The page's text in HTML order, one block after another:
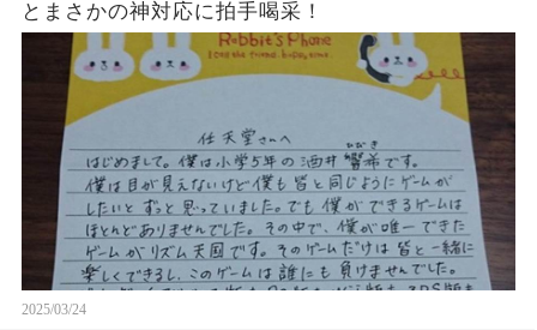
とまさかの神対応に拍手喝采！
2025/03/24